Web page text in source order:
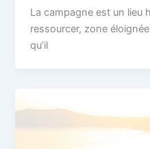
La campagne est un lieu
ressourcer, zone
qu’il